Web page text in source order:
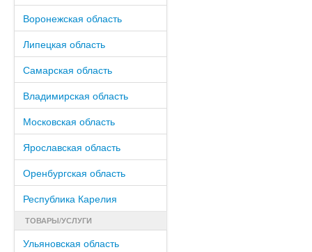
Воронежская область
Липецкая область
Самарская область
Владимирская область
Московская область
Ярославская область
Оренбургская область
Республика Карелия
ТОВАРЫ/УСЛУГИ
Ульяновская область